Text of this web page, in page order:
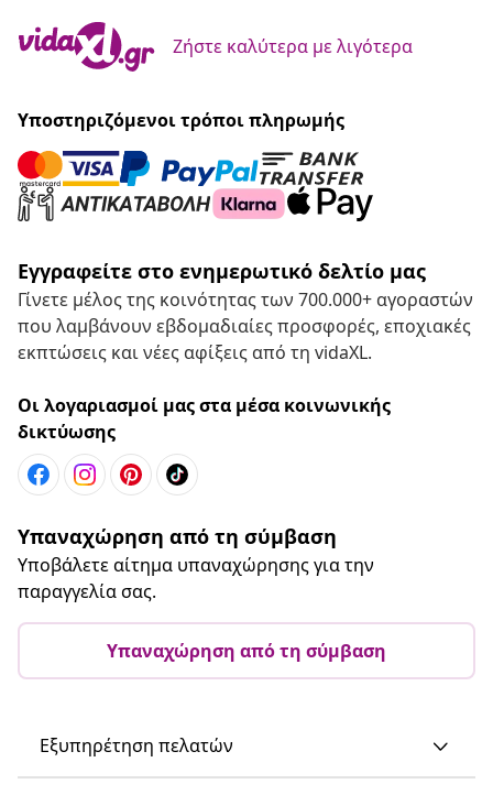
Ζήστε καλύτερα με λιγότερα
Υποστηριζόμενοι τρόποι πληρωμής
Εγγραφείτε στο ενημερωτικό δελτίο μας
Γίνετε μέλος της κοινότητας των 700.000+ αγοραστών
που λαμβάνουν εβδομαδιαίες προσφορές, εποχιακές
εκπτώσεις και νέες αφίξεις από τη vidaXL.
Οι λογαριασμοί μας στα μέσα κοινωνικής
δικτύωσης
Υπαναχώρηση από τη σύμβαση
Υποβάλετε αίτημα υπαναχώρησης για την
παραγγελία σας.
Υπαναχώρηση από τη σύμβαση
Εξυπηρέτηση πελατών